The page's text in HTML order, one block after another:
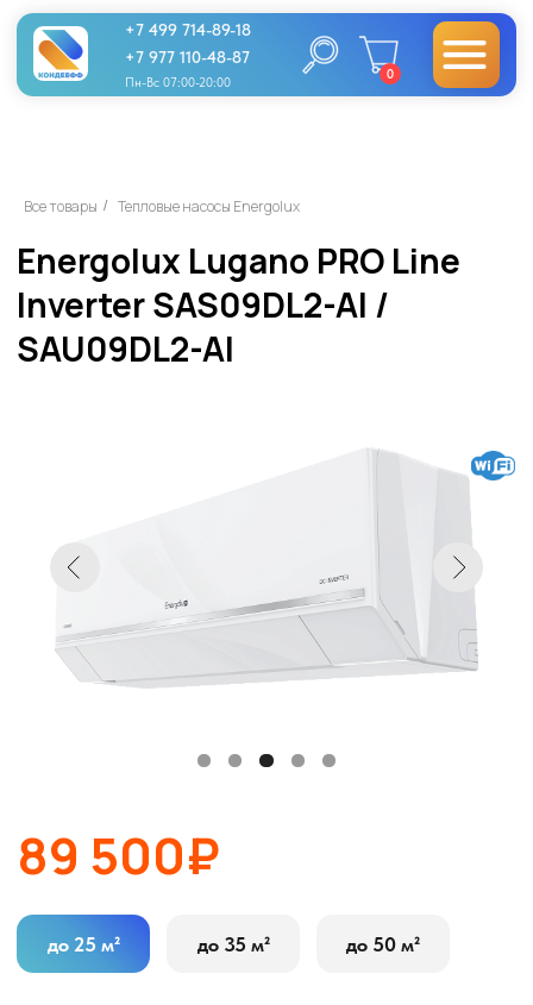
+7 499 714-89-18
+7 977 110-48-87
Пн-Вс 07:00-20:00
Все товары / Тепловые насосы Energolux
Inverter SAS09DL2-AI /
SAU09DL2-AI
Описание
до 25 м² до 50 м²
89 500₽